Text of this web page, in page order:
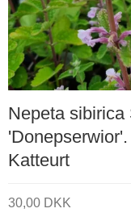
Nepeta
'Donepserwior'.
Katteurt
30,00 DKK